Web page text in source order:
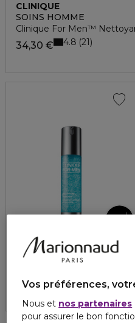
CLINIQUE
SOINS HOMME
Clinique For Men™
34,30 € 4.8 21
CLINIQUE
CLINIQUE FOR MEN
60,20 € 4.7 12
Vos préférences,
Nous et nos partenaires
pour assurer le bon